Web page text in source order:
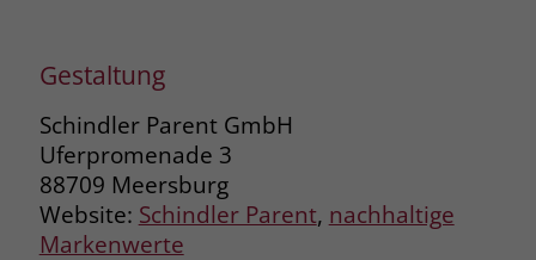
Gestaltung
Schindler Parent GmbH
Uferpromenade 3
88709 Meersburg
Website: Schindler Parent, nachhaltige
Markenwerte